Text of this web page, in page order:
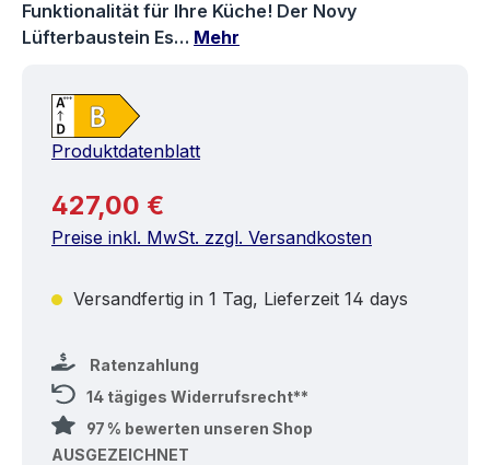
Funktionalität für Ihre Küche! Der Novy
Lüfterbaustein Es… Mehr
Produktdatenblatt
Regulärer Preis:
427,00 €
Preise inkl. MwSt. zzgl. Versandkosten
Versandfertig in 1 Tag, Lieferzeit 14 days
Ratenzahlung
14 tägiges Widerrufsrecht**
97 % bewerten unseren Shop
AUSGEZEICHNET